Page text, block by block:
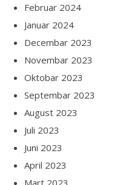
Februar 2024
Januar 2024
Decembar 2023
Novembar 2023
Oktobar 2023
Septembar 2023
August 2023
Juli 2023
Juni 2023
April 2023
Mart 2023